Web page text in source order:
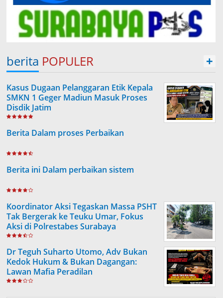
berita POPULER +
Kasus Dugaan Pelanggaran Etik Kepala
SMKN 1 Geger Madiun Masuk Proses
Disdik Jatim
Berita Dalam proses Perbaikan
Berita ini Dalam perbaikan sistem
Koordinator Aksi Tegaskan Massa PSHT
Tak Bergerak ke Teuku Umar, Fokus
Aksi di Polrestabes Surabaya
Dr Teguh Suharto Utomo, Adv Bukan
Kedok Hukum & Bukan Dagangan:
Lawan Mafia Peradilan